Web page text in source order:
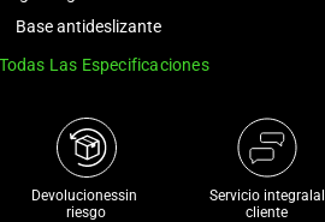
Base antideslizante
Las Especificaciones
Devolucionessin
riesgo
Servicio integralal
cliente